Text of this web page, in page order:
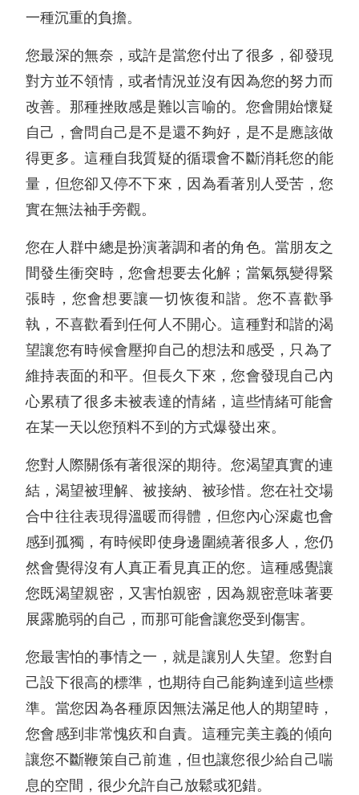
一種沉重的負擔。
您最深的無奈，或許是當您付出了很多，卻發現
對方並不領情，或者情況並沒有因為您的努力而
改善。那種挫敗感是難以言喻的。您會開始懷疑
自己，會問自己是不是還不夠好，是不是應該做
得更多。這種自我質疑的循環會不斷消耗您的能
量，但您卻又停不下來，因為看著別人受苦，您
實在無法袖手旁觀。
您在人群中總是扮演著調和者的角色。當朋友之
間發生衝突時，您會想要去化解；當氣氛變得緊
張時，您會想要讓一切恢復和諧。您不喜歡爭
執，不喜歡看到任何人不開心。這種對和諧的渴
望讓您有時候會壓抑自己的想法和感受，只為了
維持表面的和平。但長久下來，您會發現自己內
心累積了很多未被表達的情緒，這些情緒可能會
在某一天以您預料不到的方式爆發出來。
您對人際關係有著很深的期待。您渴望真實的連
結，渴望被理解、被接納、被珍惜。您在社交場
合中往往表現得溫暖而得體，但您內心深處也會
感到孤獨，有時候即使身邊圍繞著很多人，您仍
然會覺得沒有人真正看見真正的您。這種感覺讓
您既渴望親密，又害怕親密，因為親密意味著要
展露脆弱的自己，而那可能會讓您受到傷害。
您最害怕的事情之一，就是讓別人失望。您對自
己設下很高的標準，也期待自己能夠達到這些標
準。當您因為各種原因無法滿足他人的期望時，
您會感到非常愧疚和自責。這種完美主義的傾向
讓您不斷鞭策自己前進，但也讓您很少給自己喘
息的空間，很少允許自己放鬆或犯錯。